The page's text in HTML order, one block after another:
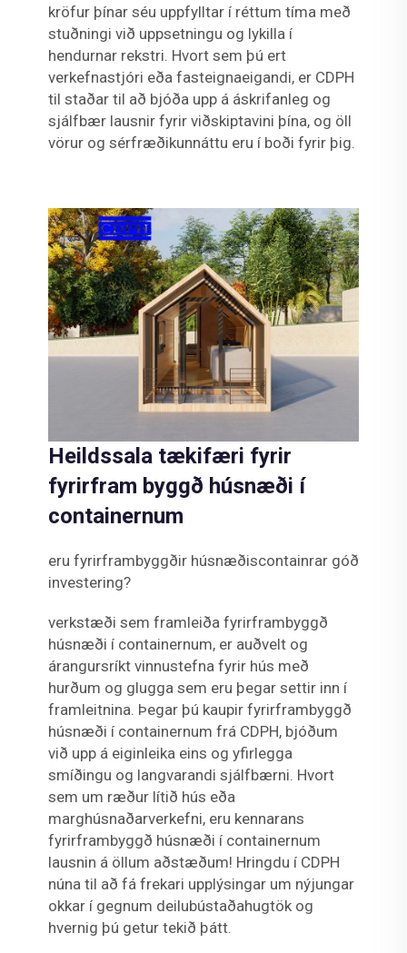
kröfur þínar séu uppfylltar í réttum tíma með
stuðningi við uppsetningu og lykilla í
hendurnar rekstri. Hvort sem þú ert
verkefnastjóri eða fasteignaeigandi, er CDPH
til staðar til að bjóða upp á áskrifanleg og
sjálfbær lausnir fyrir viðskiptavini þína, og öll
vörur og sérfræðikunnáttu eru í boði fyrir þig.
Heildssala tækifæri fyrir
fyrirfram byggð húsnæði í
containernum
eru fyrirframbyggðir húsnæðiscontainrar góð
investering?
verkstæði sem framleiða fyrirframbyggð
húsnæði í containernum, er auðvelt og
árangursríkt vinnustefna fyrir hús með
hurðum og glugga sem eru þegar settir inn í
framleitnina. Þegar þú kaupir fyrirframbyggð
húsnæði í containernum frá CDPH, bjóðum
við upp á eiginleika eins og yfirlegga
smíðingu og langvarandi sjálfbærni. Hvort
sem um ræður lítið hús eða
marghúsnaðarverkefni, eru kennarans
fyrirframbyggð húsnæði í containernum
lausnin á öllum aðstæðum! Hringdu í CDPH
núna til að fá frekari upplýsingar um nýjungar
okkar í gegnum deilubústaðahugtök og
hvernig þú getur tekið þátt.